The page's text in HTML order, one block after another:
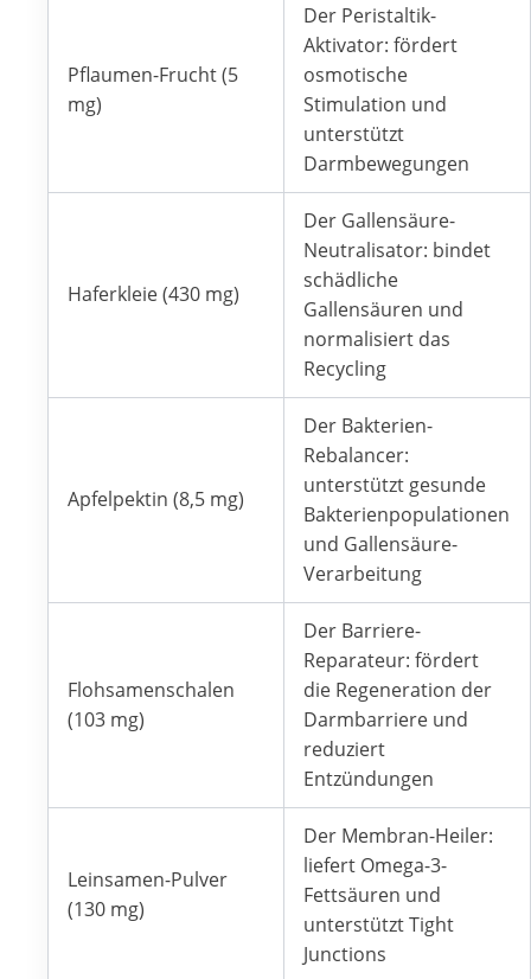
Pflaumen-Frucht (5
mg)
Der Peristaltik-
Aktivator: fördert
osmotische
Stimulation und
unterstützt
Darmbewegungen
Haferkleie (430 mg)
Der Gallensäure-
Neutralisator: bindet
schädliche
Gallensäuren und
normalisiert das
Recycling
Apfelpektin (8,5 mg)
Der Bakterien-
Rebalancer:
unterstützt gesunde
Bakterienpopulationen
und Gallensäure-
Verarbeitung
Flohsamenschalen
(103 mg)
Der Barriere-
Reparateur: fördert
die Regeneration der
Darmbarriere und
reduziert
Entzündungen
Leinsamen-Pulver
(130 mg)
Der Membran-Heiler:
liefert Omega-3-
Fettsäuren und
unterstützt Tight
Junctions